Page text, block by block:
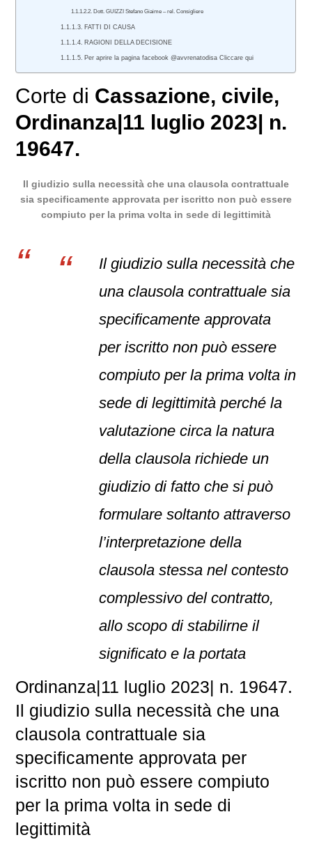
Dott. GUIZZI Stefano Giaime – rel. Consigliere
FATTI DI CAUSA
RAGIONI DELLA DECISIONE
Per aprire la pagina facebook @avvrenatodisa Cliccare qui
Corte di Cassazione, civile,
Ordinanza|11 luglio 2023| n.
19647.
Il giudizio sulla necessità che una clausola contrattuale
sia specificamente approvata per iscritto non può essere
compiuto per la prima volta in sede di legittimità
Il giudizio sulla necessità che
una clausola contrattuale sia
specificamente approvata
per iscritto non può essere
compiuto per la prima volta in
sede di legittimità perché la
valutazione circa la natura
della clausola richiede un
giudizio di fatto che si può
formulare soltanto attraverso
l’interpretazione della
clausola stessa nel contesto
complessivo del contratto,
allo scopo di stabilirne il
significato e la portata
Ordinanza|11 luglio 2023| n. 19647.
Il giudizio sulla necessità che una
clausola contrattuale sia
specificamente approvata per
iscritto non può essere compiuto
per la prima volta in sede di
legittimità